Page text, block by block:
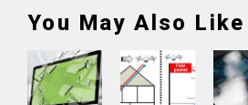
You May Also Like